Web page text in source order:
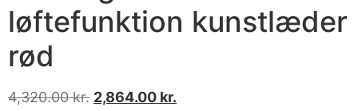
løftefunktion kunstlæder
rød
4,320.00kr. 2,864.00 kr.